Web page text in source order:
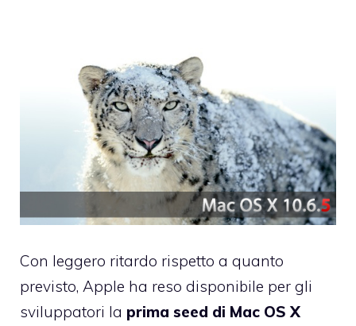
Con leggero ritardo rispetto a quanto
previsto, Apple ha reso disponibile per gli
sviluppatori la prima seed di Mac OS X